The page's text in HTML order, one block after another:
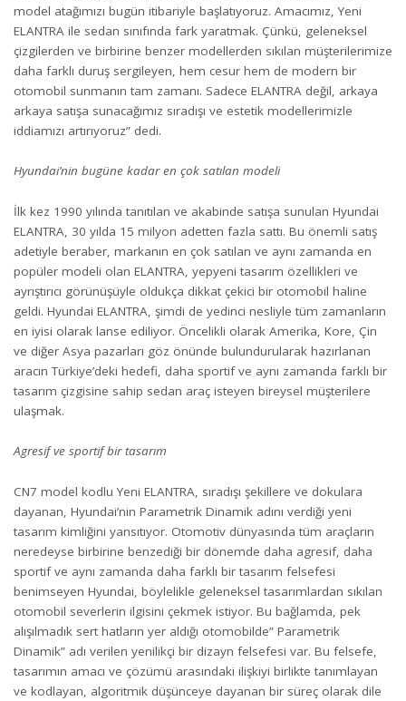
model atağımızı bugün itibariyle başlatıyoruz. Amacımız, Yeni
ELANTRA ile sedan sınıfında fark yaratmak. Çünkü, geleneksel
çizgilerden ve birbirine benzer modellerden sıkılan müşterilerimize
daha farklı duruş sergileyen, hem cesur hem de modern bir
otomobil sunmanın tam zamanı. Sadece ELANTRA değil, arkaya
arkaya satışa sunacağımız sıradışı ve estetik modellerimizle
iddiamızı artırıyoruz” dedi.
Hyundai’nin bugüne kadar en çok satılan modeli
İlk kez 1990 yılında tanıtılan ve akabinde satışa sunulan Hyundai
ELANTRA, 30 yılda 15 milyon adetten fazla sattı. Bu önemli satış
adetiyle beraber, markanın en çok satılan ve aynı zamanda en
popüler modeli olan ELANTRA, yepyeni tasarım özellikleri ve
ayrıştırıcı görünüşüyle oldukça dikkat çekici bir otomobil haline
geldi. Hyundai ELANTRA, şimdi de yedinci nesliyle tüm zamanların
en iyisi olarak lanse ediliyor. Öncelikli olarak Amerika, Kore, Çin
ve diğer Asya pazarları göz önünde bulundurularak hazırlanan
aracın Türkiye’deki hedefi, daha sportif ve aynı zamanda farklı bir
tasarım çizgisine sahip sedan araç isteyen bireysel müşterilere
ulaşmak.
Agresif ve sportif bir tasarım
CN7 model kodlu Yeni ELANTRA, sıradışı şekillere ve dokulara
dayanan, Hyundai’nin Parametrik Dinamik adını verdiği yeni
tasarım kimliğini yansıtıyor. Otomotiv dünyasında tüm araçların
neredeyse birbirine benzediği bir dönemde daha agresif, daha
sportif ve aynı zamanda daha farklı bir tasarım felsefesi
benimseyen Hyundai, böylelikle geleneksel tasarımlardan sıkılan
otomobil severlerin ilgisini çekmek istiyor. Bu bağlamda, pek
alışılmadık sert hatların yer aldığı otomobilde” Parametrik
Dinamik” adı verilen yenilikçi bir dizayn felsefesi var. Bu felsefe,
tasarımın amacı ve çözümü arasındaki ilişkiyi birlikte tanımlayan
ve kodlayan, algoritmik düşünceye dayanan bir süreç olarak dile